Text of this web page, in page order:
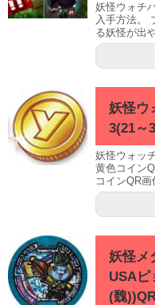
妖怪ウォチ
入手方法。
る妖怪が出
妖怪ウ
3(21～
妖怪ウォッ
黄色コイン
コインQR画
妖怪メ
USAピ
(魏